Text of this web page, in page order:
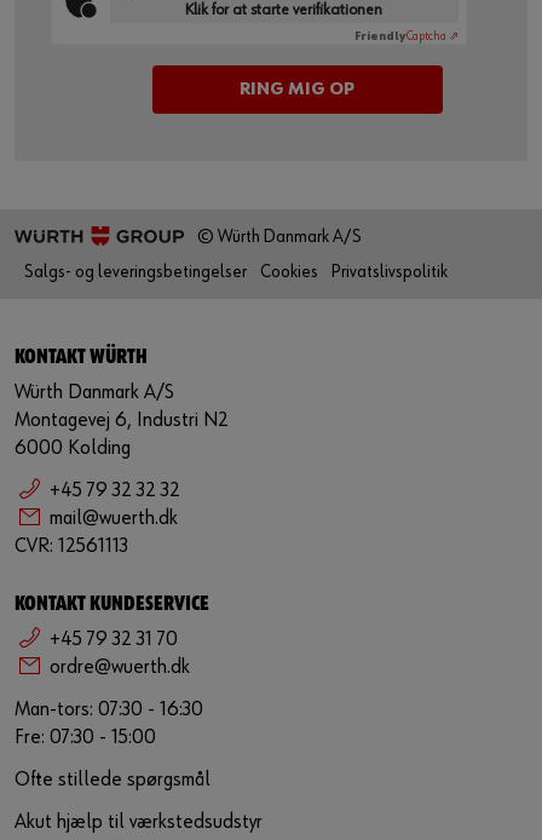
Klik for at starte verifikationen
FriendlyCaptcha ⇗
© Würth Danmark A/S
Salgs- og leveringsbetingelser
Cookies Privatslivspolitik
KONTAKT WÜRTH
Würth Danmark A/S
Montagevej 6, Industri N2
6000 Kolding
+45 79 32 32 32
mail@wuerth.dk
CVR: 12561113
KONTAKT KUNDESERVICE
+45 79 32 31 70
ordre@wuerth.dk
Man-tors: 07:30 - 16:30
Fre: 07:30 - 15:00
Ofte stillede spørgsmål
Akut hjælp til værkstedsudstyr